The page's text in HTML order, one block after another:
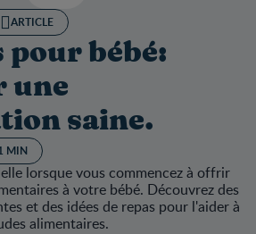
ARTICLE
bébé:
une
saine.
MIN
lorsque vous commencez à offrir
à votre bébé. Découvrez des
et des idées de repas pour l'aider à
alimentaires.